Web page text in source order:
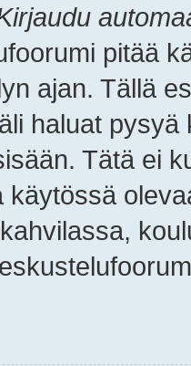
pitää
ajan. Tällä
haluat
Tätä ei
käytössä